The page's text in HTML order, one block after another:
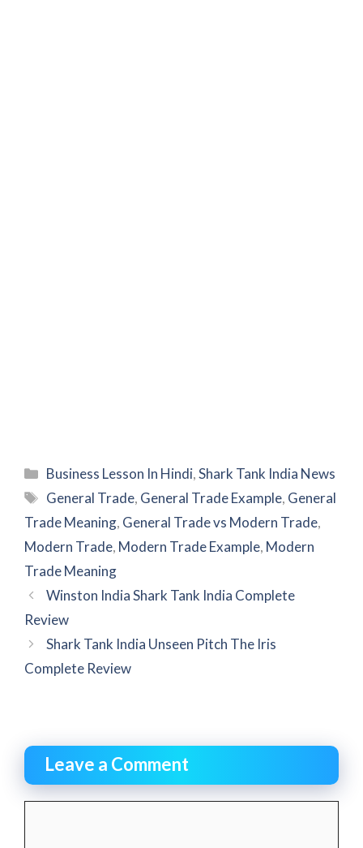
Categories
Business Lesson In Hindi,Shark Tank India News
Tags
General Trade, General Trade Example, General
Trade Meaning, General Trade vs Modern Trade,
Modern Trade, Modern Trade Example, Modern
Trade Meaning
Winston India Shark Tank India Complete
Review
Shark Tank India Unseen Pitch The Iris
Complete Review
Leave a Comment